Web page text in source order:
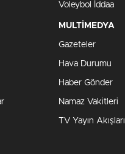
Voleybol İddaa
MULTİMEDYA
Gazeteler
Hava Durumu
Haber Gönder
Namaz Vakitleri
TV Yayın Akışları